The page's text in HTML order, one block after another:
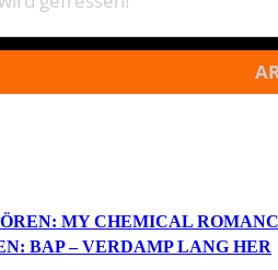
MY CHEMICAL
BAP – VERDAMP LANG HER